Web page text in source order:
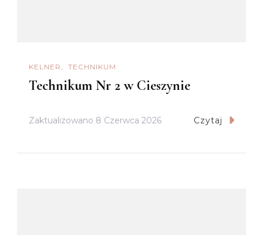
KELNER TECHNIKUM
Technikum Nr 2 w Cieszynie
Zaktualizowano 8 Czerwca 2026 Czytaj